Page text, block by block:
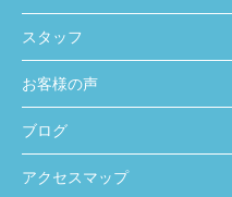
スタッフ
お客様の声
ブログ
アクセスマップ